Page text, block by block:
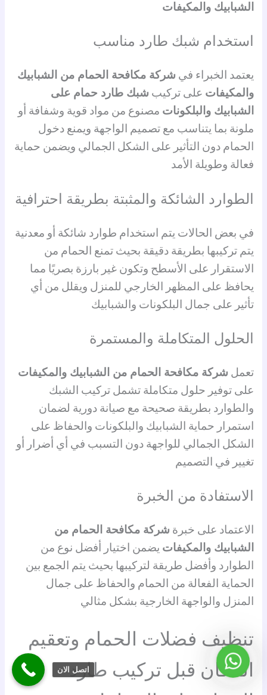
الشبابيك والمكيفات
استخدام شبك طارد مناسب
يعتمد الخبراء في شركة مكافحة الحمام من الشبابيك
والمكيفات على تركيب شبك طارد حمام على
الشبابيك والبلكونات مصنوع من مواد قوية وشفافة أو
ملونة بما يتناسب مع تصميم الواجهة ويمنع دخول
الحمام دون التأثير على الشكل الجمالي ويضمن حماية
فعالة وطويلة الأمد
الطوارد الشائكة والمثبتة بطريقة احترافية
في بعض الحالات يتم استخدام طوارد شائكة أو معدنية
يتم تركيبها بطريقة دقيقة بحيث تمنع الحمام من
الاستقرار على الأسطح وتكون غير بارزة بصريًا مما
يحافظ على المظهر الخارجي للمنزل ويقلل من أي
تأثير على جمال البلكونات والشبابيك
الحلول المتكاملة والمستمرة
تعمل شركة مكافحة الحمام من الشبابيك والمكيفات
على توفير حلول متكاملة تشمل تركيب الشبك
والطوارد بطريقة صحيحة مع صيانة دورية لضمان
استمرار حماية الشبابيك والبلكونات والحفاظ على
الشكل الجمالي للواجهة دون التسبب في أي أضرار أو
تغيير في التصميم
الاستفادة من الخبرة
الاعتماد على خبرة شركة مكافحة الحمام من
الشبابيك والمكيفات يضمن اختيار أفضل نوع من
الطوارد وأفضل طريقة لتركيبها بحيث يتم الجمع بين
الحماية الفعالة من الحمام والحفاظ على جمال
المنزل والواجهة الخارجية بشكل مثالي
تنظيف فضلات الحمام وتعقيم
المكان قبل تركيب طارد
اتصل الان
واتساب